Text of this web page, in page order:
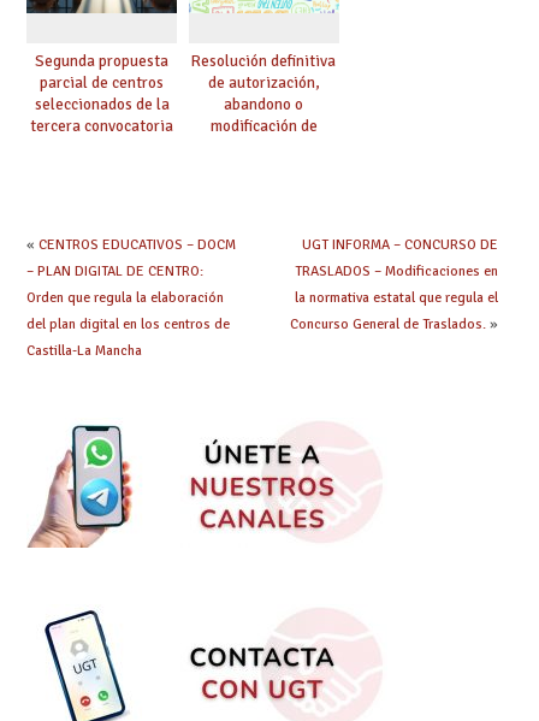
Segunda propuesta
parcial de centros
seleccionados de la
tercera convocatoria
Resolución definitiva
de autorización,
abandono o
modificación de
en colegios.
« CENTROS EDUCATIVOS – DOCM
– PLAN DIGITAL DE CENTRO:
Orden que regula la elaboración
del plan digital en los centros de
Castilla-La Mancha
UGT INFORMA – CONCURSO DE
TRASLADOS – Modificaciones en
la normativa estatal que regula el
Concurso General de Traslados.»